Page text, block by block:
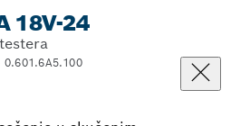
18V-24